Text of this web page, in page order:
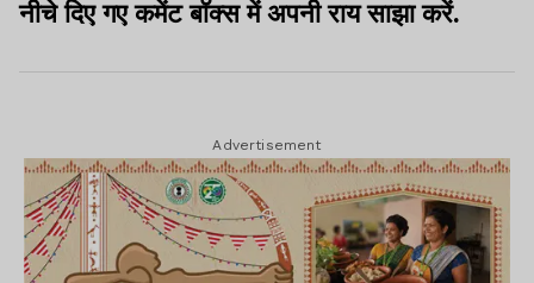
नीचे दिए गए कमेंट बॉक्स में अपनी राय साझा करें.
Advertisement